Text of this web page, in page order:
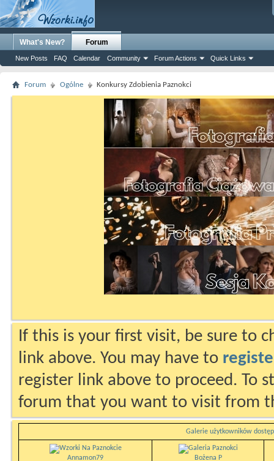
What's New? Forum
New Posts FAQ Calendar Community Forum Actions Quick Links
Forum Ogólne Konkursy Zdobienia Paznokci
If this is your first visit, be sure to
link above. You may have to
register link above to proceed. To
forum that you want to visit from
Galerie użytkowników
Annamon79
Bożena P